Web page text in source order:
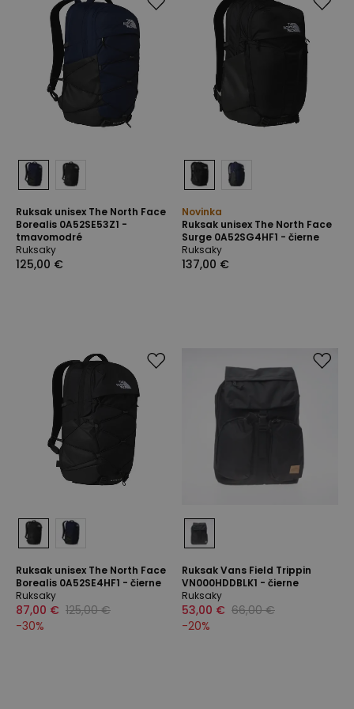
Ruksak unisex The North Face
Borealis 0A52SE53Z1 -
tmavomodré
Ruksaky
125,00 €
Novinka
Ruksak unisex The North Face
Surge 0A52SG4HF1 - čierne
Ruksaky
137,00 €
Ruksak unisex The North Face
Borealis 0A52SE4HF1 - čierne
Ruksaky
87,00 € 125,00 €
-30%
Ruksak Vans Field Trippin
VN000HDDBLK1 - čierne
Ruksaky
53,00 € 66,00 €
-20%